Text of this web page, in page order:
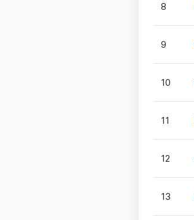
8
9
10
11
12
13